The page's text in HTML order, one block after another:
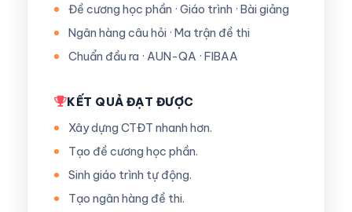
Đề cương học phần · Giáo trình · Bài giảng
Ngân hàng câu hỏi · Ma trận đề thi
Chuẩn đầu ra · AUN-QA · FIBAA
KẾT QUẢ ĐẠT ĐƯỢC
Xây dựng CTĐT nhanh hơn.
Tạo đề cương học phần.
Sinh giáo trình tự động.
Tạo ngân hàng đề thi.